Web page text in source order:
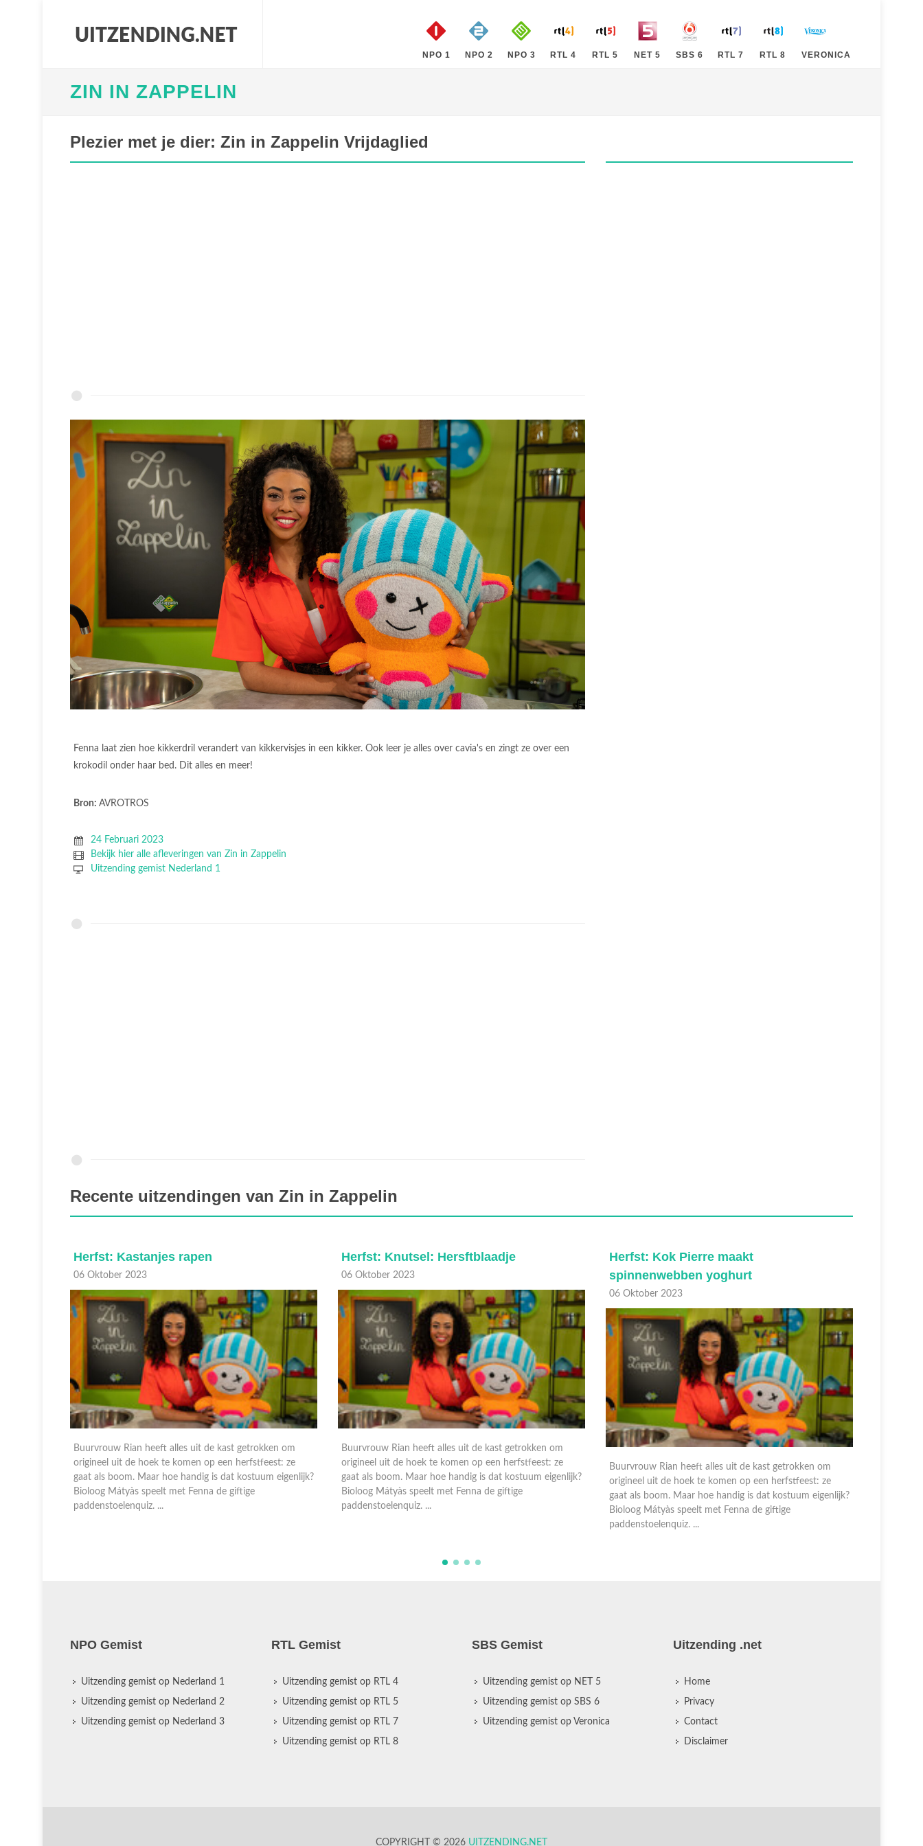
NPO 1 NPO 2 NPO 3 RTL 4 RTL 5 NET 5 SBS 6 RTL 7 RTL 8 VERONICA
ZIN IN ZAPPELIN
Plezier met je dier: Zin in Zappelin Vrijdaglied
Fenna laat zien hoe kikkerdril verandert van kikkervisjes in een kikker. Ook leer je alles over cavia's en zingt ze over een
krokodil onder haar bed. Dit alles en meer!
Bron: AVROTROS
24 Februari 2023
Bekijk hier alle afleveringen van Zin in Zappelin
Uitzending gemist Nederland 1
Recente uitzendingen van Zin in Zappelin
Herfst: Kastanjes rapen
06 Oktober 2023
Buurvrouw Rian heeft alles uit de kast getrokken om
origineel uit de hoek te komen op een herfstfeest: ze
gaat als boom. Maar hoe handig is dat kostuum eigenlijk?
Bioloog Mátyàs speelt met Fenna de giftige
paddenstoelenquiz. ...
Herfst: Knutsel: Hersftblaadje
06 Oktober 2023
Buurvrouw Rian heeft alles uit de kast getrokken om
origineel uit de hoek te komen op een herfstfeest: ze
gaat als boom. Maar hoe handig is dat kostuum eigenlijk?
Bioloog Mátyàs speelt met Fenna de giftige
paddenstoelenquiz. ...
Herfst: Kok Pierre maakt
spinnenwebben yoghurt
06 Oktober 2023
Buurvrouw Rian heeft alles uit de kast getrokken om
origineel uit de hoek te komen op een herfstfeest: ze
gaat als boom. Maar hoe handig is dat kostuum eigenlijk?
Bioloog Mátyàs speelt met Fenna de giftige
paddenstoelenquiz. ...
NPO Gemist
Uitzending gemist op Nederland 1
Uitzending gemist op Nederland 2
Uitzending gemist op Nederland 3
RTL Gemist
Uitzending gemist op RTL 4
Uitzending gemist op RTL 5
Uitzending gemist op RTL 7
Uitzending gemist op RTL 8
SBS Gemist
Uitzending gemist op NET 5
Uitzending gemist op SBS 6
Uitzending gemist op Veronica
Uitzending .net
Home
Privacy
Contact
Disclaimer
COPYRIGHT © 2026 UITZENDING.NET